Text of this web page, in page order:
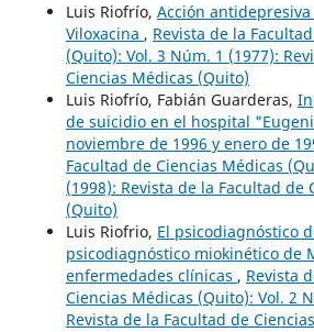
Luis Riofrío, Acción
Viloxacina , Revista de la
(Quito): Vol. 3 Núm. 1 (1977):
Ciencias Médicas (Quito)
Luis Riofrío, Fabián Guarderas,
de suicidio en el hospital
noviembre de 1996 y enero de
Facultad de Ciencias Médicas
(1998): Revista de la Facultad de
(Quito)
Luis Riofrio, El psicodiagnóstico
psicodiagnóstico miokinético de
enfermedades clínicas , Revista
Ciencias Médicas (Quito): Vol. 2
Revista de la Facultad de